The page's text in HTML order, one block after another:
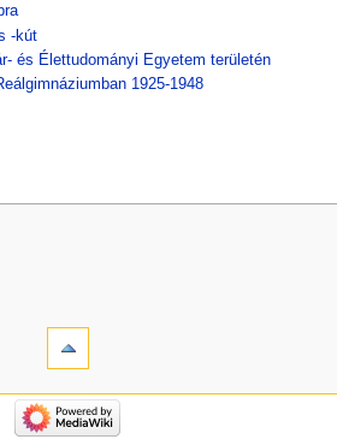
-kút
és Élettudományi Egyetem területén
1925-1948